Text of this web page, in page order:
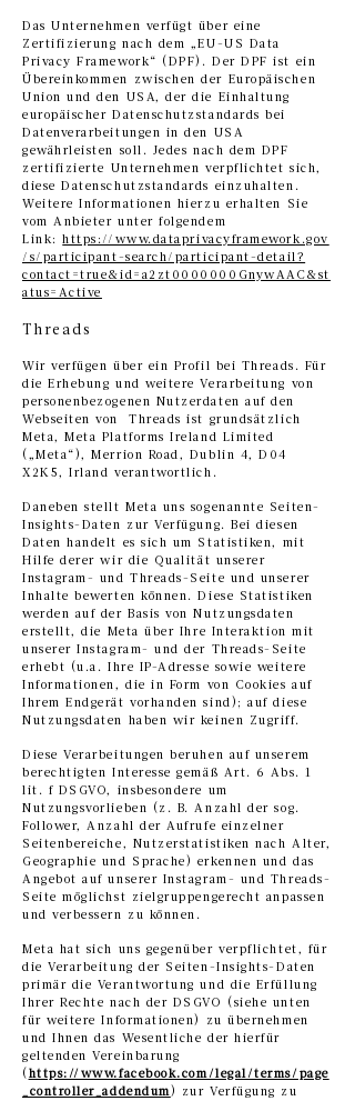
Das Unternehmen verfügt über eine
Zertifizierung nach dem „EU-US Data
Privacy Framework“ (DPF). Der DPF ist ein
Übereinkommen zwischen der Europäischen
Union und den USA, der die Einhaltung
europäischer Datenschutzstandards bei
Datenverarbeitungen in den USA
gewährleisten soll. Jedes nach dem DPF
zertifizierte Unternehmen verpflichtet sich,
diese Datenschutzstandards einzuhalten.
Weitere Informationen hierzu erhalten Sie
vom Anbieter unter folgendem
Link:https://www.dataprivacyframework.gov
/s/participant-search/participant-detail?
contact=true&id=a2zt0000000GnywAAC&st
atus=Active
Threads
Wir verfügen über ein Profil bei Threads. Für
die Erhebung und weitere Verarbeitung von
personenbezogenen Nutzerdaten auf den
Webseiten von Threads ist grundsätzlich
Meta, Meta Platforms Ireland Limited
(„Meta“), Merrion Road, Dublin 4, D04
X2K5, Irland verantwortlich.
Daneben stellt Meta uns sogenannte Seiten-
Insights-Daten zur Verfügung. Bei diesen
Daten handelt es sich um Statistiken, mit
Hilfe derer wir die Qualität unserer
Instagram- und Threads-Seite und unserer
Inhalte bewerten können. Diese Statistiken
werden auf der Basis von Nutzungsdaten
erstellt, die Meta über Ihre Interaktion mit
unserer Instagram- und der Threads-Seite
erhebt (u.a. Ihre IP-Adresse sowie weitere
Informationen, die in Form von Cookies auf
Ihrem Endgerät vorhanden sind); auf diese
Nutzungsdaten haben wir keinen Zugriff.
Diese Verarbeitungen beruhen auf unserem
berechtigten Interesse gemäß Art. 6 Abs. 1
lit. f DSGVO, insbesondere um
Nutzungsvorlieben (z. B. Anzahl der sog.
Follower, Anzahl der Aufrufe einzelner
Seitenbereiche, Nutzerstatistiken nach Alter,
Geographie und Sprache) erkennen und das
Angebot auf unserer Instagram- und Threads-
Seite möglichst zielgruppengerecht anpassen
und verbessern zu können.
Meta hat sich uns gegenüber verpflichtet, für
die Verarbeitung der Seiten-Insights-Daten
primär die Verantwortung und die Erfüllung
Ihrer Rechte nach der DSGVO (siehe unten
für weitere Informationen) zu übernehmen
und Ihnen das Wesentliche der hierfür
geltenden Vereinbarung
( https://www.facebook.com/legal/terms/page
_controller_addendum) zur Verfügung zu